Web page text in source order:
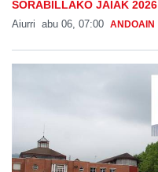
SORABILLAKO JAIAK 2026
Aiurri abu 06, 07:00 ANDOAIN